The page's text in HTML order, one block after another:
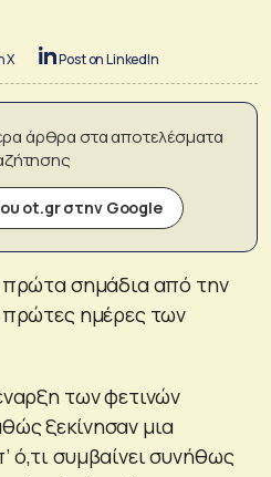
X Post on LinkedIn
άρθρα στα αποτελέσματα
ot.gr στην Google
πρώτα σημάδια από την
πρώτες ημέρες των
των φετινών
ξεκίνησαν μια
ό,τι συμβαίνει συνήθως